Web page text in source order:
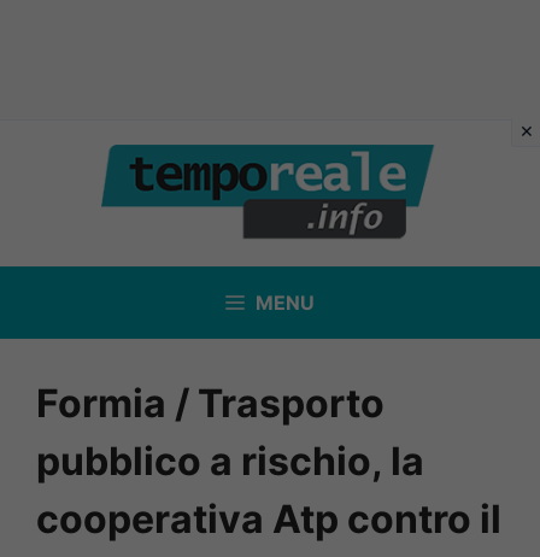
contenuto
MENU
Formia / Trasporto
pubblico a rischio, la
cooperativa Atp contro il